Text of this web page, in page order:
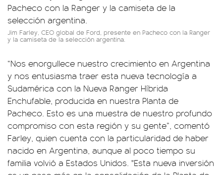
Jim Farley, CEO global de Ford, presente en Pacheco con la Ranger
y la camiseta de la selección argentina.
“Nos enorgullece nuestro crecimiento en Argentina
y nos entusiasma traer esta nueva tecnología a
Sudamérica con la Nueva Ranger Híbrida
Enchufable, producida en nuestra Planta de
Pacheco. Esto es una muestra de nuestro profundo
compromiso con esta región y su gente”, comentó
Farley, quien cuenta con la particularidad de haber
nacido en Argentina, aunque al poco tiempo su
familia volvió a Estados Unidos. "Esta nueva inversión